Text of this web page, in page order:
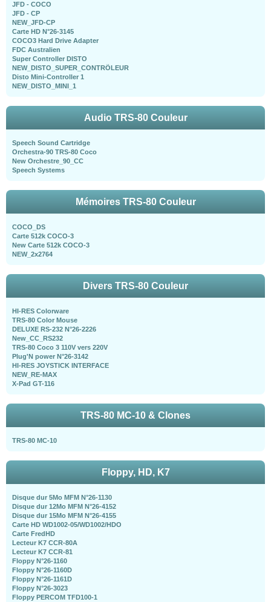
JFD - COCO
JFD - CP
NEW_JFD-CP
Carte HD N°26-3145
COCO3 Hard Drive Adapter
FDC Australien
Super Controller DISTO
NEW_DISTO_SUPER_CONTRÖLEUR
Disto Mini-Controller 1
NEW_DISTO_MINI_1
Audio TRS-80 Couleur
Speech Sound Cartridge
Orchestra-90 TRS-80 Coco
New Orchestre_90_CC
Speech Systems
Mémoires TRS-80 Couleur
COCO_DS
Carte 512k COCO-3
New Carte 512k COCO-3
NEW_2x2764
Divers TRS-80 Couleur
HI-RES Colorware
TRS-80 Color Mouse
DELUXE RS-232 N°26-2226
New_CC_RS232
TRS-80 Coco 3 110V vers 220V
Plug'N power N°26-3142
HI-RES JOYSTICK INTERFACE
NEW_RE-MAX
X-Pad GT-116
TRS-80 MC-10 & Clones
TRS-80 MC-10
Floppy, HD, K7
Disque dur 5Mo MFM N°26-1130
Disque dur 12Mo MFM N°26-4152
Disque dur 15Mo MFM N°26-4155
Carte HD WD1002-05/WD1002/HDO
Carte FredHD
Lecteur K7 CCR-80A
Lecteur K7 CCR-81
Floppy N°26-1160
Floppy N°26-1160D
Floppy N°26-1161D
Floppy N°26-3023
Floppy PERCOM TFD100-1